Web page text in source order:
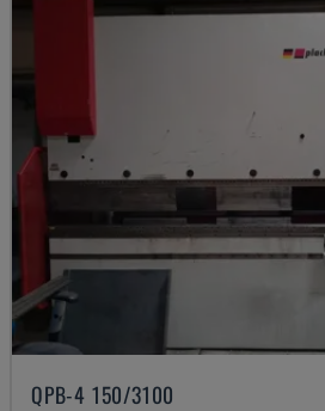
QPB-4 150/3100